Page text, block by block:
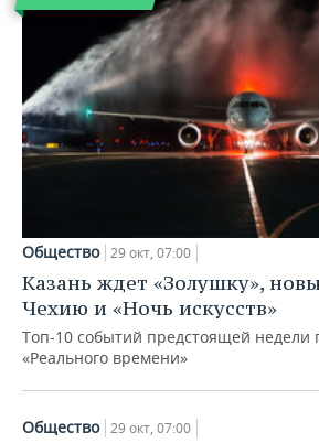
Общество 29 окт, 07:00
Казань ждет «Золушку»,
Чехию и «Ночь искусств»
Топ-10 событий предстоящей недели
«Реального времени»
Общество 29 окт, 07:00